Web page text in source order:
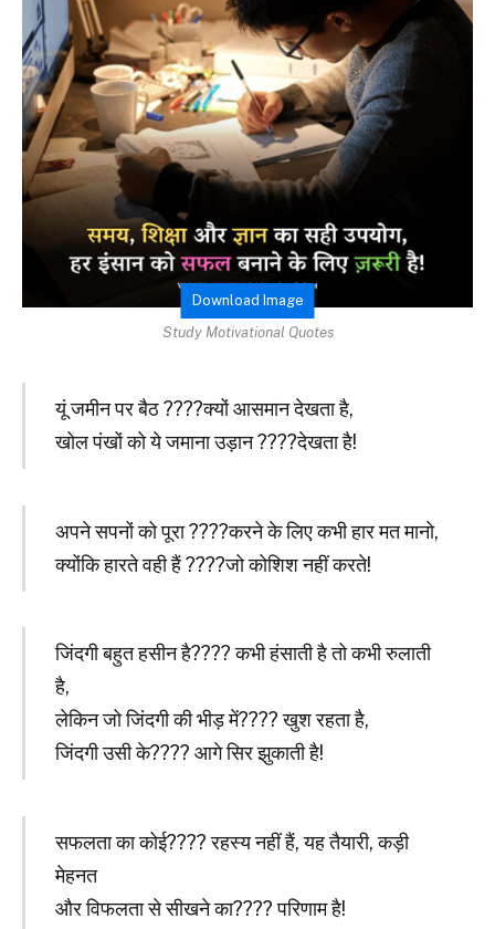
Download Image
Study Motivational Quotes
यूं जमीन पर बैठ ????क्यों आसमान देखता है,
खोल पंखों को ये जमाना उड़ान ????देखता है!
अपने सपनों को पूरा ????करने के लिए कभी हार मत मानो,
क्योंकि हारते वही हैं ????जो कोशिश नहीं करते!
जिंदगी बहुत हसीन है???? कभी हंसाती है तो कभी रुलाती
है,
लेकिन जो जिंदगी की भीड़ में???? खुश रहता है,
जिंदगी उसी के???? आगे सिर झुकाती है!
सफलता का कोई???? रहस्य नहीं हैं, यह तैयारी, कड़ी
मेहनत
और विफलता से सीखने का???? परिणाम है!